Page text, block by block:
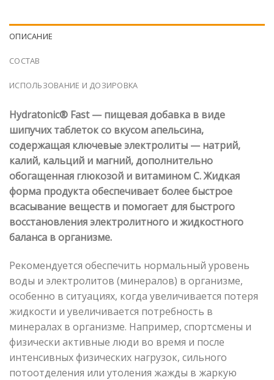
ОПИСАНИЕ
СОСТАВ
ИСПОЛЬЗОВАНИЕ И ДОЗИРОВКА
Hydratonic® Fast — пищевая добавка в виде
шипучих таблеток со вкусом апельсина,
содержащая ключевые электролиты — натрий,
калий, кальций и магний, дополнительно
обогащенная глюкозой и витамином С. Жидкая
форма продукта обеспечивает более быстрое
всасывание веществ и помогает для быстрого
восстановления электролитного и жидкостного
баланса в организме.
Рекомендуется обеспечить нормальный уровень
воды и электролитов (минералов) в организме,
особенно в ситуациях, когда увеличивается потеря
жидкости и увеличивается потребность в
минералах в организме. Например, спортсмены и
физически активные люди во время и после
интенсивных физических нагрузок, сильного
потоотделения или утоления жажды в жаркую